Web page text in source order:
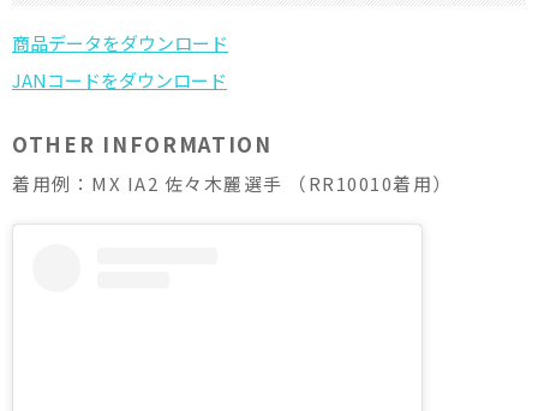
OTHER INFORMATION
着用例：MX IA2 佐々木麗選手 （RR10010着用）